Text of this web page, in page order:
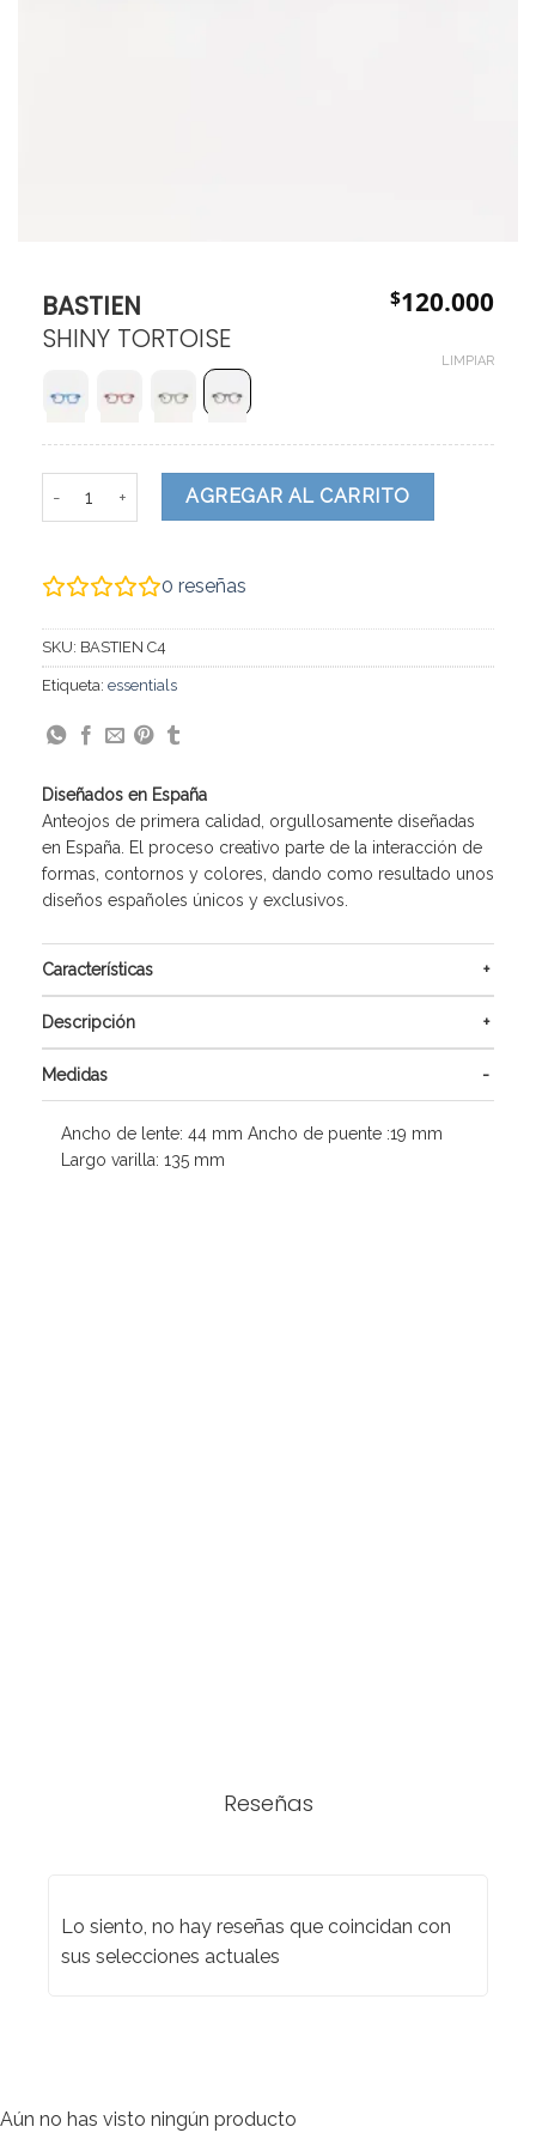
BASTIEN
SHINY TORTOISE
$120.000
LIMPIAR
AGREGAR AL CARRITO
0 reseñas
SKU: BASTIEN C4
Etiqueta: essentials
Diseñados en España
Anteojos de primera calidad, orgullosamente diseñadas
en España. El proceso creativo parte de la interacción de
formas, contornos y colores, dando como resultado unos
diseños españoles únicos y exclusivos.
Características
Descripción
Medidas
Ancho de lente: 44 mm Ancho de puente :19 mm
Largo varilla: 135 mm
Reseñas
Lo siento, no hay reseñas que coincidan con
sus selecciones actuales
Aún no has visto ningún producto